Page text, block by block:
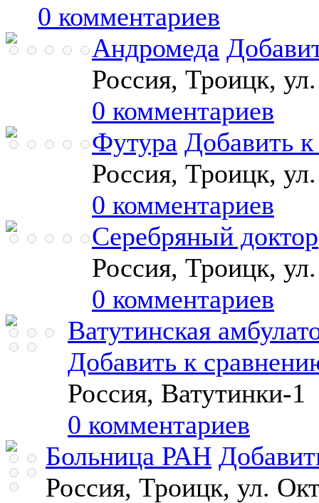
0 комментариев
Андромеда
Россия, Троицк,
0 комментариев
Футура Добавить
Россия, Троицк,
0 комментариев
Серебряный доктор
Россия, Троицк,
0 комментариев
Ватутинская
Добавить к
Россия, Ватутинки-1
0 комментариев
Больница РАН
Россия, Троицк, ул.